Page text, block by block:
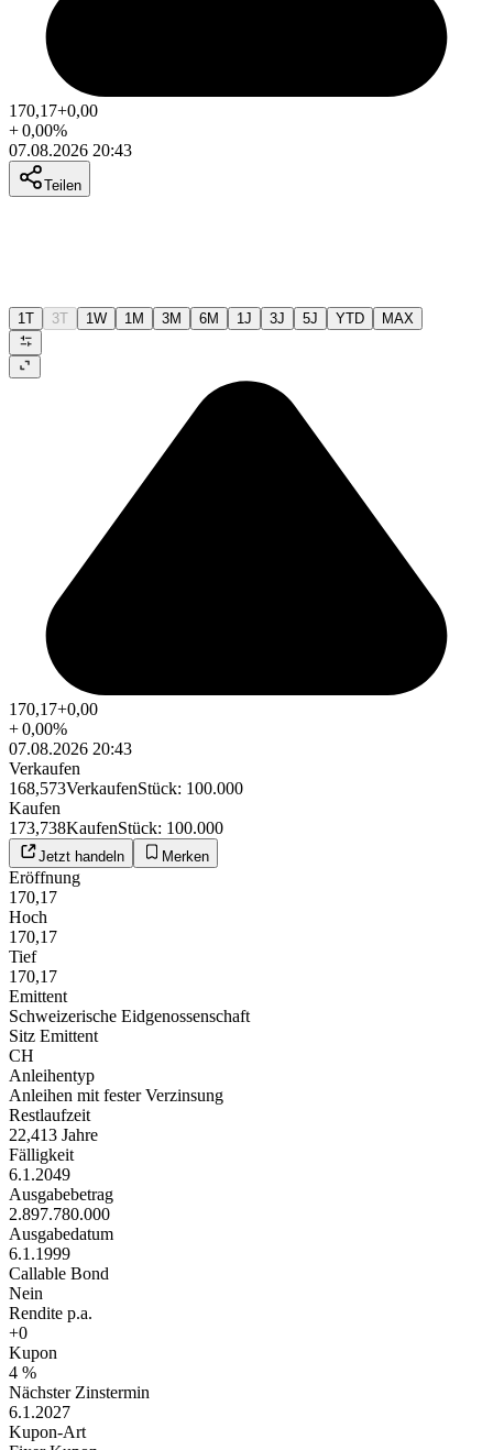
170,17+0,00
+0,00%
07.08.2026 20:43
Teilen
1T 3T 1W 1M 3M 6M 1J 3J 5J YTD MAX
170,17+0,00
+0,00%
07.08.2026 20:43
Verkaufen
168,573VerkaufenStück: 100.000
Kaufen
173,738KaufenStück: 100.000
Jetzt handeln Merken
Eröffnung
170,17
Hoch
170,17
Tief
170,17
Emittent
Schweizerische Eidgenossenschaft
Sitz Emittent
CH
Anleihentyp
Anleihen mit fester Verzinsung
Restlaufzeit
22,413 Jahre
Fälligkeit
6.1.2049
Ausgabebetrag
2.897.780.000
Ausgabedatum
6.1.1999
Callable Bond
Nein
Rendite p.a.
+0
Kupon
4 %
Nächster Zinstermin
6.1.2027
Kupon-Art